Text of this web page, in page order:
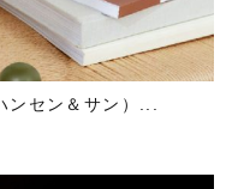
セン＆サン）...